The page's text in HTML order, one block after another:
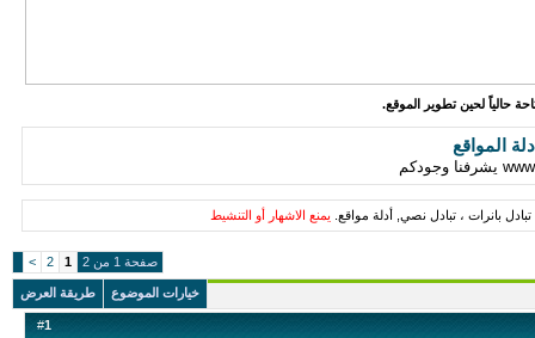
حالياً لحين تطوير الموقع.
المواقع
بانرات ، تبادل نصي, أدلة مواقع. يمنع الاشهار أو التنشيط
صفحة 1 من 2 1
2
>
خيارات الموضوع طريقة العرض
#1